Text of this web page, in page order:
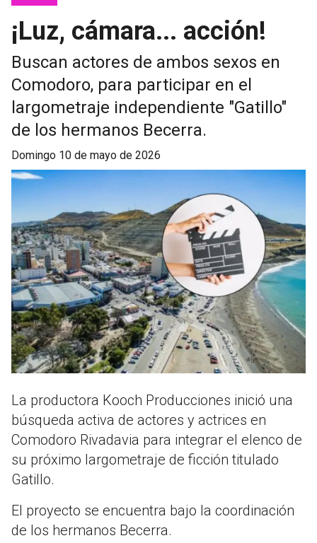
¡Luz, cámara... acción!
Buscan actores de ambos sexos en
Comodoro, para participar en el
largometraje independiente "Gatillo"
de los hermanos Becerra.
domingo 10 de mayo de 2026
La productora Kooch Producciones inició una
búsqueda activa de actores y actrices en
Comodoro Rivadavia para integrar el elenco de
su próximo largometraje de ficción titulado
Gatillo.
El proyecto se encuentra bajo la coordinación
de los hermanos Becerra.